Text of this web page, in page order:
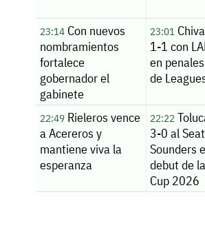
23:14 Con nuevos
nombramientos
fortalece
gobernador el
gabinete
23:01
1-1 con
en
de
22:49 Rieleros vence
a Acereros y
mantiene viva la
esperanza
22:22
3-0 al
Sounders
debut de
Cup 2026